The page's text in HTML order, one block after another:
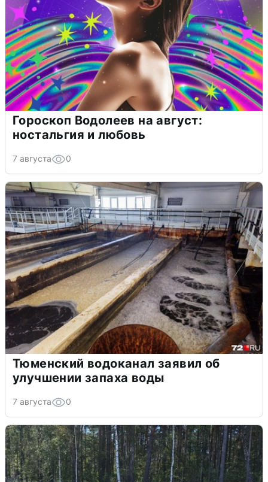
Гороскоп Водолеев на август:
ностальгия и любовь
7 августа 0
Тюменский водоканал заявил об
улучшении запаха воды
7 августа 0